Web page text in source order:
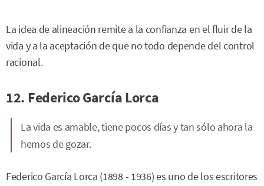
La idea de alineación remite a la confianza en el fluir de la
vida y a la aceptación de que no todo depende del control
racional.
12. Federico García Lorca
La vida es amable, tiene pocos días y tan sólo ahora la
hemos de gozar.
Federico García Lorca (1898 - 1936) es uno de los escritores